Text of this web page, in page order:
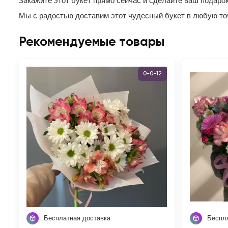
Мы с радостью доставим этот чудесный букет в любую
Рекомендуемые товары
0-0-12
Бесплатная доставка